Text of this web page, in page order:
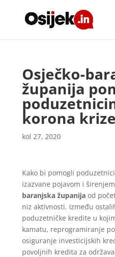
Osječko-
županija
korona krize
kol 27, 2020
Kako bi pomogli
izazvane pojavom i
baranjska županijaod
niz aktivnosti. Između
poduzetničke kredite u
kamatu, reprogramiranje
osiguranje investicijskih
povoljnih kredita za